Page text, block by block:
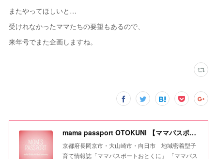
またやってほしいと…
受けれなかったママたちの要望もあるので、
来年号でまた企画しますね。
mama passport OTOKUNI 【ママパスポートおとくに】
京都府長岡京市・大山崎市・向日市 地域密着型子
育て情報誌「ママパスポートおとくに」 「ママパス